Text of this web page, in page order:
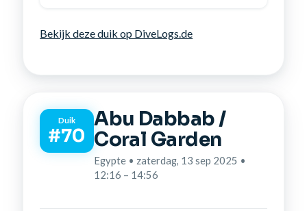
Bekijk deze duik op DiveLogs.de
Duik
#70
Abu Dabbab /
Coral Garden
Egypte • zaterdag, 13 sep 2025 •
12:16 – 14:56